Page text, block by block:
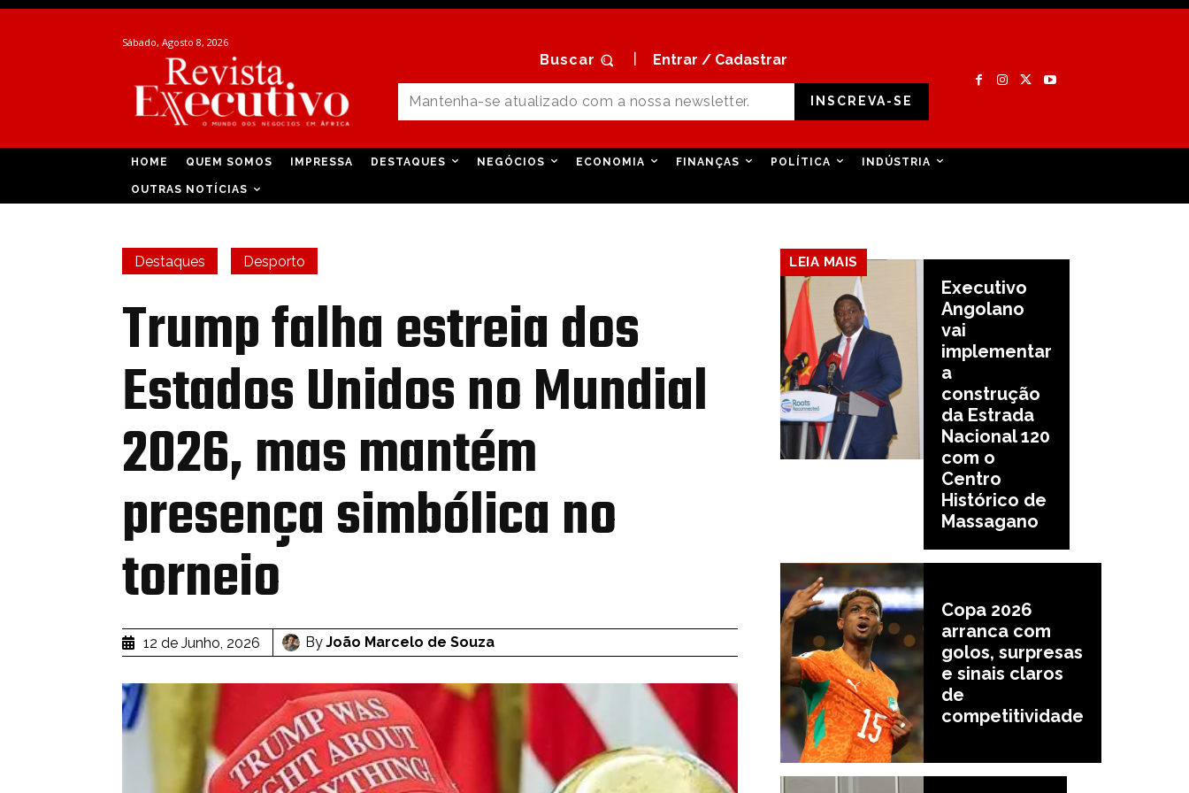
Sábado, Agosto 8, 2026
Buscar Entrar / Cadastrar
INSCREVA-SE
HOME QUEM SOMOS IMPRESSA DESTAQUES NEGÓCIOS ECONOMIA FINANÇAS POLÍTICA INDÚSTRIA
OUTRAS NOTÍCIAS
Destaques Desporto
Trump falha estreia dos
Estados Unidos no Mundial
2026, mas mantém
presença simbólica no
torneio
12 de Junho, 2026 ByJoão Marcelo de Souza
LEIA MAIS
Executivo
Angolano
vai
implementar
a
construção
da Estrada
Nacional 120
com o
Centro
Histórico de
Massagano
Copa 2026
arranca com
golos, surpresas
e sinais claros
de
competitividade